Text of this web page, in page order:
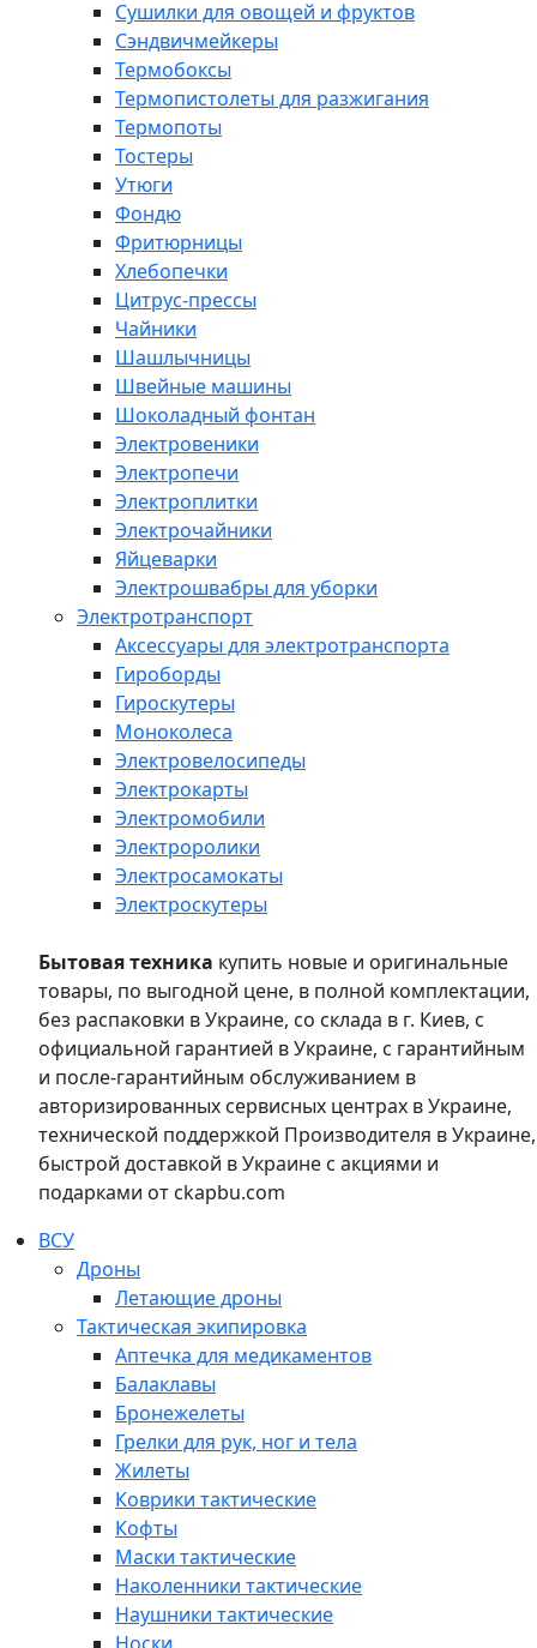
Сушилки для овощей и фруктов
Сэндвичмейкеры
Термобоксы
Термопистолеты для разжигания
Термопоты
Тостеры
Утюги
Фондю
Фритюрницы
Хлебопечки
Цитрус-прессы
Чайники
Шашлычницы
Швейные машины
Шоколадный фонтан
Электровеники
Электропечи
Электроплитки
Электрочайники
Яйцеварки
Электрошвабры для уборки
Электротранспорт
Аксессуары для электротранспорта
Гироборды
Гироскутеры
Моноколеса
Электровелосипеды
Электрокарты
Электромобили
Электроролики
Электросамокаты
Электроскутеры
Бытовая техника купить новые и оригинальные
товары, по выгодной цене, в полной комплектации,
без распаковки в Украине, со склада в г. Киев, с
официальной гарантией в Украине, с гарантийным
и после-гарантийным обслуживанием в
авторизированных сервисных центрах в Украине,
технической поддержкой Производителя в Украине,
быстрой доставкой в Украине с акциями и
подарками от ckapbu.com
ВСУ
Дроны
Летающие дроны
Тактическая экипировка
Аптечка для медикаментов
Балаклавы
Бронежелеты
Грелки для рук, ног и тела
Жилеты
Коврики тактические
Кофты
Маски тактические
Наколенники тактические
Наушники тактические